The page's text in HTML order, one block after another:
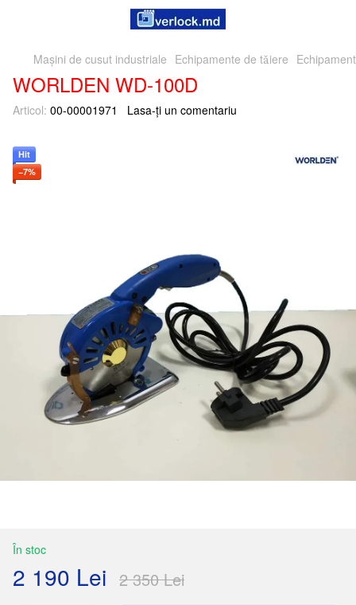
Mașini de cusut industriale Echipamente de tăiere
WORLDEN WD-100D
Articol: 00-00001971 Lasa-ți un comentariu
Hit
−7%
În stoc
2 190 Lei 2 350 Lei